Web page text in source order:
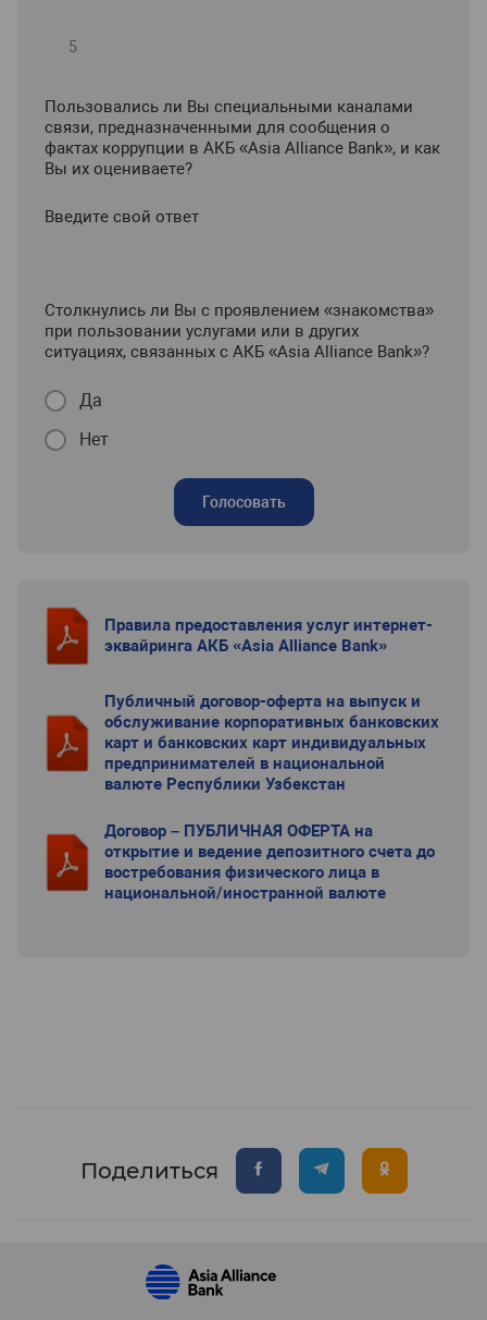
Пользовались ли Вы специальными каналами
связи, предназначенными для сообщения о
фактах коррупции в АКБ «Asia Alliance Bank», и как
Вы их оцениваете?
Введите свой ответ
Столкнулись ли Вы с проявлением «знакомства»
при пользовании услугами или в других
ситуациях, связанных с АКБ «Asia Alliance Bank»?
Да
Нет
Голосовать
Правила предоставления услуг интернет-
эквайринга АКБ «Asia Alliance Bank»
Публичный договор-оферта на выпуск и
обслуживание корпоративных банковских
карт и банковских карт индивидуальных
предпринимателей в национальной
валюте Республики Узбекстан
Договор – ПУБЛИЧНАЯ ОФЕРТА на
открытие и ведение депозитного счета до
востребования физического лица в
национальной/иностранной валюте
Поделиться